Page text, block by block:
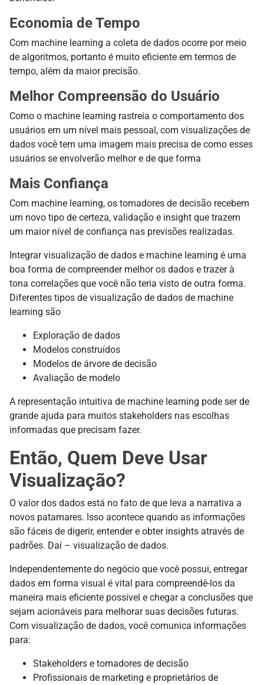
Economia de Tempo
Com machine learning a coleta de dados ocorre por meio
de algoritmos, portanto é muito eficiente em termos de
tempo, além da maior precisão.
Melhor Compreensão do Usuário
Como o machine learning rastreia o comportamento dos
usuários em um nível mais pessoal, com visualizações de
dados você tem uma imagem mais precisa de como esses
usuários se envolverão melhor e de que forma
Mais Confiança
Com machine learning, os tomadores de decisão recebem
um novo tipo de certeza, validação e insight que trazem
um maior nível de confiança nas previsões realizadas.
Integrar visualização de dados e machine learning é uma
boa forma de compreender melhor os dados e trazer à
tona correlações que você não teria visto de outra forma.
Diferentes tipos de visualização de dados de machine
learning são
Exploração de dados
Modelos construídos
Modelos de árvore de decisão
Avaliação de modelo
A representação intuitiva de machine learning pode ser de
grande ajuda para muitos stakeholders nas escolhas
informadas que precisam fazer.
Então, Quem Deve Usar
Visualização?
O valor dos dados está no fato de que leva a narrativa a
novos patamares. Isso acontece quando as informações
são fáceis de digerir, entender e obter insights através de
padrões. Daí – visualização de dados.
Independentemente do negócio que você possui, entregar
dados em forma visual é vital para compreendê-los da
maneira mais eficiente possível e chegar a conclusões que
sejam acionáveis para melhorar suas decisões futuras.
Com visualização de dados, você comunica informações
para:
Stakeholders e tomadores de decisão
Profissionais de marketing e proprietários de